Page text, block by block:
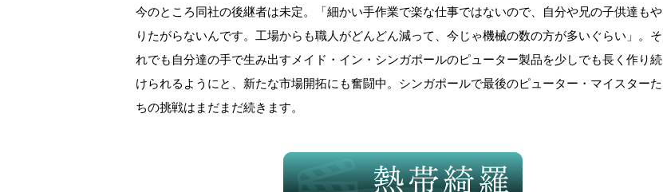
今のところ同社の後継者は未定。「細かい手作業で楽な仕事ではないので、自分や兄の子供達もや
りたがらないんです。工場からも職人がどんどん減って、今じゃ機械の数の方が多いぐらい」。そ
れでも自分達の手で生み出すメイド・イン・シンガポールのピューター製品を少しでも長く作り続
けられるようにと、新たな市場開拓にも奮闘中。シンガポールで最後のピューター・マイスターた
ちの挑戦はまだまだ続きます。